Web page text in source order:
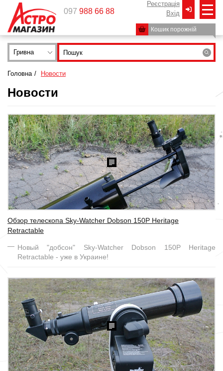
097 988 66 88
Реєстрація
Вxід
Кошик порожній
Гривна
Головна / Новости
Новости
Обзор телескопа Sky-Watcher Dobson 150Р Heritage
Retractable
Новый "добсон" Sky-Watcher Dobson 150Р Heritage
Retractable - уже в Украине!